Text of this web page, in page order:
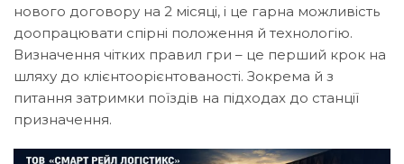
нового договору на 2 місяці, і це гарна можливість
доопрацювати спірні положення й технологію.
Визначення чітких правил гри – це перший крок на
шляху до клієнтоорієнтованості. Зокрема й з
питання затримки поїздів на підходах до станції
призначення.